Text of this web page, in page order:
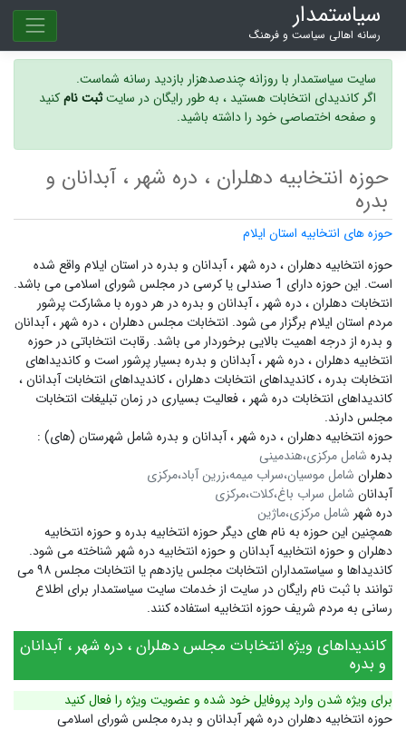
سیاستمدار
رسانه اهالی سیاست و فرهنگ
سایت سیاستمدار با روزانه چندصدهزار بازدید رسانه شماست.
اگر کاندیدای انتخابات هستید ، به طور رایگان در سایتثبت نامکنید
و صفحه اختصاصی خود را داشته باشید.
حوزه انتخابیه دهلران ، دره شهر ، آبدانان و
بدره
حوزه های انتخابیه استان ایلام
حوزه انتخابیه دهلران ، دره شهر ، آبدانان و بدره در استان ایلام واقع شده
است. این حوزه دارای 1 صندلی یا کرسی در مجلس شورای اسلامی می باشد.
انتخابات دهلران ، دره شهر ، آبدانان و بدره در هر دوره با مشارکت پرشور
مردم استان ایلام برگزار می شود. انتخابات مجلس دهلران ، دره شهر ، آبدانان
و بدره از درجه اهمیت بالایی برخوردار می باشد. رقابت انتخاباتی در حوزه
انتخابیه دهلران ، دره شهر ، آبدانان و بدره بسیار پرشور است و کاندیداهای
انتخابات بدره ،کاندیداهای انتخابات دهلران ،کاندیداهای انتخابات آبدانان ،
کاندیداهای انتخابات دره شهر ،فعالیت بسیاری در زمان تبلیغات انتخابات
مجلس دارند.
حوزه انتخابیه دهلران ، دره شهر ، آبدانان و بدره شامل شهرستان (های) :
بدره شامل مرکزی،هندمینی
دهلران شامل موسیان،سراب میمه،زرین آباد،مرکزی
آبدانان شامل سراب باغ،کلات،مرکزی
دره شهر شامل مرکزی،ماژین
همچنین این حوزه به نام های دیگر حوزه انتخابیه بدره و حوزه انتخابیه
دهلران و حوزه انتخابیه آبدانان و حوزه انتخابیه دره شهر شناخته می شود.
کاندیداها و سیاستمداران انتخابات مجلس یازدهم یا انتخابات مجلس ۹۸ می
توانند با ثبت نام رایگان در سایت از خدمات سایت سیاستمدار برای اطلاع
رسانی به مردم شریف حوزه انتخابیه استفاده کنند.
کاندیداهای ویژه انتخابات مجلس دهلران ، دره شهر ، آبدانان
و بدره
برای ویژه شدن وارد پروفایل خود شده و عضویت ویژه را فعال کنید
حوزه انتخابیه دهلران دره شهر آبدانان و بدره مجلس شورای اسلامی